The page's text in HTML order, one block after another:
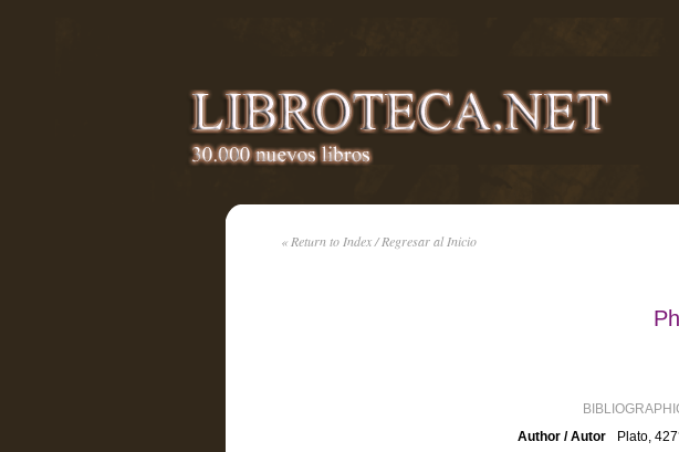
« Return to Index / Regresar al Inicio
Author / Autor
Plato,